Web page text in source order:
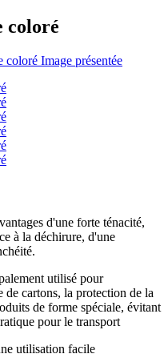
coloré
d'une forte ténacité,
à la déchirure, d'une
utilisé pour
de cartons, la protection de la
de forme spéciale, évitant
pour le transport
utilisation facile